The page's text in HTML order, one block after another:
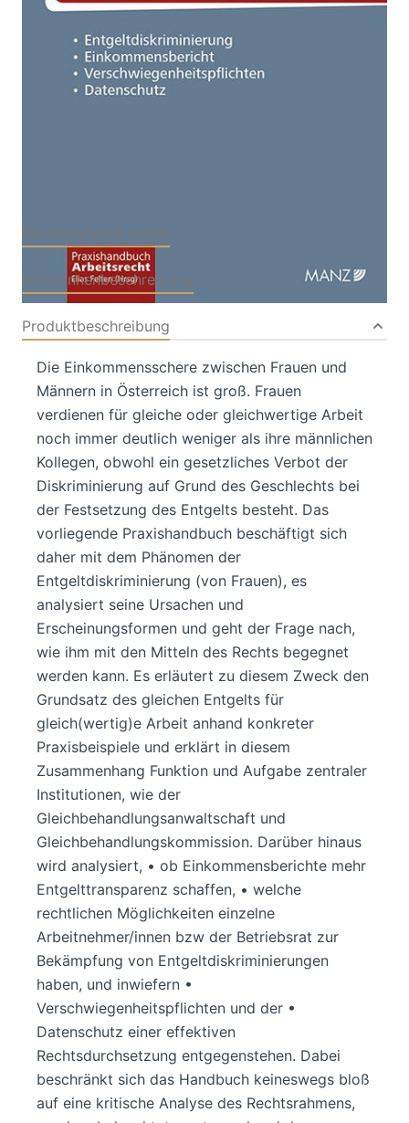
Schrittwieser
Verlag: MANZ Verlag
15.11.2019
Bibliografische Daten
Autor:innenbeschreibung
Produktbeschreibung
Die Einkommensschere zwischen Frauen und
Männern in Österreich ist groß. Frauen
verdienen für gleiche oder gleichwertige Arbeit
noch immer deutlich weniger als ihre männlichen
Kollegen, obwohl ein gesetzliches Verbot der
Diskriminierung auf Grund des Geschlechts bei
der Festsetzung des Entgelts besteht. Das
vorliegende Praxishandbuch beschäftigt sich
daher mit dem Phänomen der
Entgeltdiskriminierung (von Frauen), es
analysiert seine Ursachen und
Erscheinungsformen und geht der Frage nach,
wie ihm mit den Mitteln des Rechts begegnet
werden kann. Es erläutert zu diesem Zweck den
Grundsatz des gleichen Entgelts für
gleich(wertig)e Arbeit anhand konkreter
Praxisbeispiele und erklärt in diesem
Zusammenhang Funktion und Aufgabe zentraler
Institutionen, wie der
Gleichbehandlungsanwaltschaft und
Gleichbehandlungskommission. Darüber hinaus
wird analysiert, • ob Einkommensberichte mehr
Entgelttransparenz schaffen, • welche
rechtlichen Möglichkeiten einzelne
Arbeitnehmer/innen bzw der Betriebsrat zur
Bekämpfung von Entgeltdiskriminierungen
haben, und inwiefern •
Verschwiegenheitspflichten und der •
Datenschutz einer effektiven
Rechtsdurchsetzung entgegenstehen. Dabei
beschränkt sich das Handbuch keineswegs bloß
auf eine kritische Analyse des Rechtsrahmens,